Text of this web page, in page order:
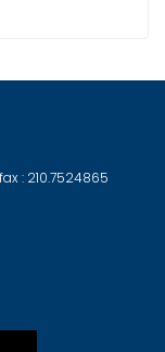
: 210.7524865